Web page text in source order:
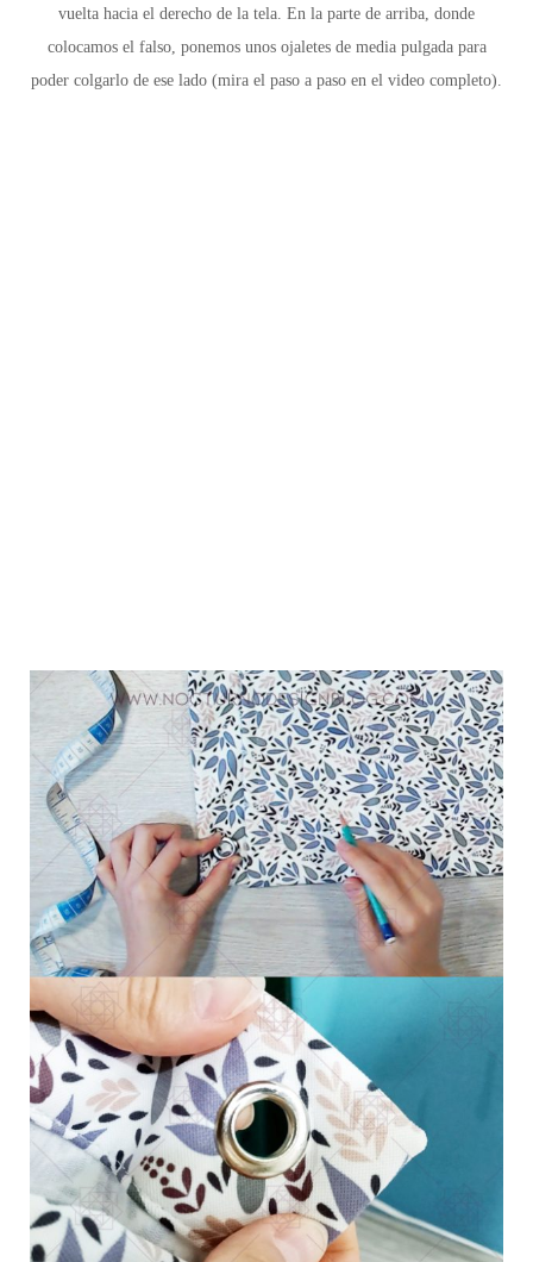
vuelta hacia el derecho de la tela. En la parte de arriba, donde
colocamos el falso, ponemos unos ojaletes de media pulgada para
poder colgarlo de ese lado (mira el paso a paso en el video completo).